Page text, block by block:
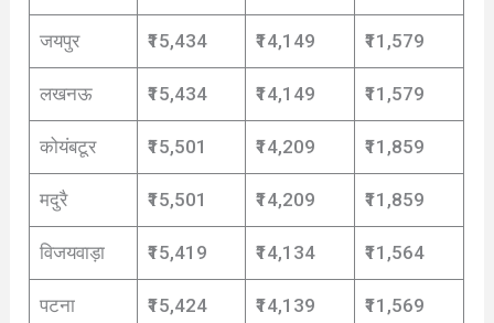
जयपुर ₹15,434 ₹14,149 ₹11,579
लखनऊ ₹15,434 ₹14,149 ₹11,579
कोयंबटूर ₹15,501 ₹14,209 ₹11,859
मदुरै ₹15,501 ₹14,209 ₹11,859
विजयवाड़ा ₹15,419 ₹14,134 ₹11,564
पटना ₹15,424 ₹14,139 ₹11,569